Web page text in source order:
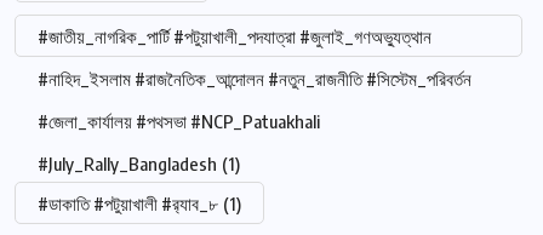
#জাতীয়_নাগরিক_পার্টি #পটুয়াখালী_পদযাত্রা #জুলাই_গণঅভ্যুত্থান
#নাহিদ_ইসলাম #রাজনৈতিক_আন্দোলন #নতুন_রাজনীতি #সিস্টেম_পরিবর্তন
#জেলা_কার্যালয় #পথসভা #NCP_Patuakhali
#July_Rally_Bangladesh (1)
#ডাকাতি #পটুয়াখালী #র‍্যাব_৮ (1)